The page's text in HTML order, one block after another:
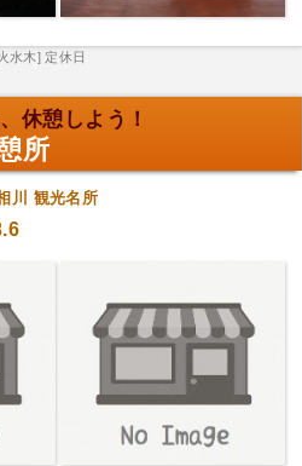
水木] 定休日
休憩しよう！
所
川 観光名所